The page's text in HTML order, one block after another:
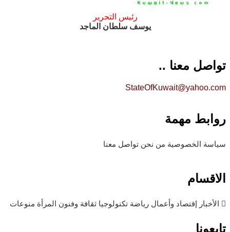
رئيس التحرير
يوسف سلطان الماجد
تواصل معنا ..
StateOfKuwait@yahoo.com
روابط مهمة
سياسة الخصوصية من نحن تواصل معنا
الاقسام
الأخبار إقتصاد وأعمال رياضة تكنولوجيا ثقافة وفنون المرأة منوعات
تابعونا